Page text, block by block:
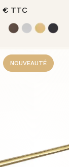
€ TTC
NOUVEAUTÉ